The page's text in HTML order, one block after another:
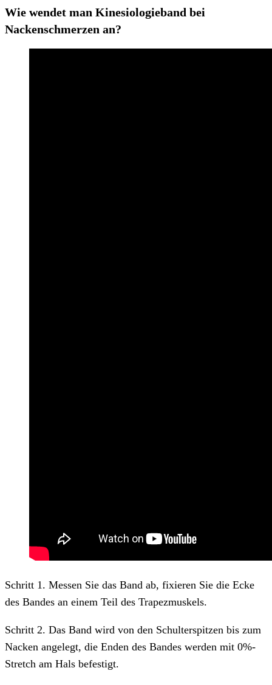
Wie wendet man Kinesiologieband bei
Nackenschmerzen an?
Schritt 1. Messen Sie das Band ab, fixieren Sie die Ecke
des Bandes an einem Teil des Trapezmuskels.
Schritt 2. Das Band wird von den Schulterspitzen bis zum
Nacken angelegt, die Enden des Bandes werden mit 0%-
Stretch am Hals befestigt.